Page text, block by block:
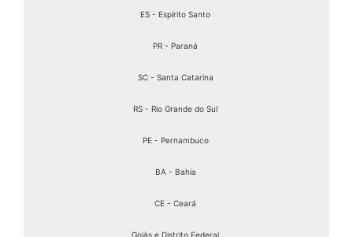
ES - Espírito Santo
PR - Paraná
SC - Santa Catarina
RS - Rio Grande do Sul
PE - Pernambuco
BA - Bahia
CE - Ceará
Goiás e Distrito Federal